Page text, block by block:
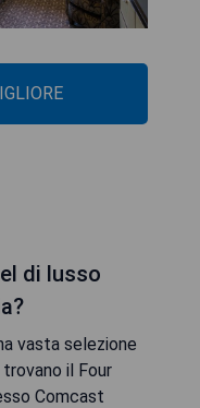
di lusso
vasta selezione
il Four
Comcast